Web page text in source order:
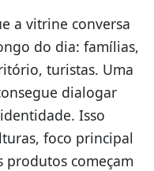
a vitrine conversa
do dia: famílias,
turistas. Uma
dialogar
Isso
foco principal
produtos começam